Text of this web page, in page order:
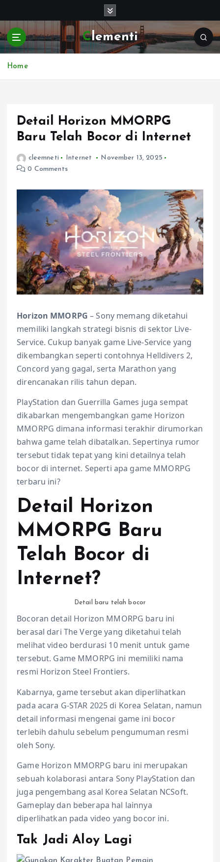
p
t
Clementi
Home
Detail Horizon MMORPG
Baru Telah Bocor di Internet
cleemneti Internet
November 13, 2025
0 Comments
Horizon MMORPG – Sony memang diketahui
memiliki langkah strategi bisnis di sektor Live-
Service. Cukup banyak game Live-Service yang
dikembangkan seperti contohnya Helldivers 2,
Concord yang gagal, serta Marathon yang
direncanakan rilis tahun depan.
PlayStation dan Guerrilla Games juga sempat
dikabarkan mengembangkan game Horizon
MMORPG dimana informasi terakhir dirumorkan
bahwa game telah dibatalkan. Sepertinya rumor
tersebut tidak tepat yang kini detailnya telah
bocor di internet. Seperti apa game MMORPG
terbaru ini?
Detail Horizon
MMORPG Baru
Telah Bocor di
Internet?
Detail baru telah bocor
Bocoran detail Horizon MMORPG baru ini
berasal dari The Verge yang diketahui telah
melihat video berdurasi 10 menit untuk game
tersebut. Game MMORPG ini memiliki nama
resmi Horizon Steel Frontiers.
Kabarnya, game tersebut akan diperlihatkan
pada acara G-STAR 2025 di Korea Selatan, namun
detail informasi mengenai game ini bocor
terlebih dahulu sebelum pengumuman resmi
oleh Sony.
Game Horizon MMORPG baru ini merupakan
sebuah kolaborasi antara Sony PlayStation dan
juga pengembang asal Korea Selatan NCSoft.
Gameplay dan beberapa hal lainnya
diperlihatkan pada video yang bocor ini.
Tak Jadi Aloy Lagi